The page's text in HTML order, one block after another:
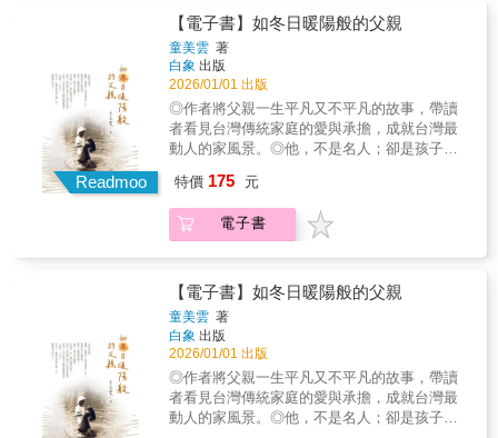
學、中央大學講座教授姜義村｜國立臺灣師範
大學復健諮商與高齡福祉研究所教授、副學務
長吳俊傑｜台大理學院院長吳宗信｜國家太空
中心主任黃秀華｜槑齋主人阮錦源｜陸海空三
棲鐵人曾琮諭｜博士生、作家、演說家李偉文
｜牙醫師、作家、荒野保護協會榮譽理事長
在現代化的浪潮下，他們對自身工作的堅持，
讓傳統文化得以延續，也讓我們看見：有時
候，就是那一股傻勁與執著，生命才得以綻放
光芒。 &mdash;&mdash;獻給每一位堅持用
手、用心、用時間慢慢工作的人
&mdash;&mdash; 在地推薦 Banbi｜旅遊攝影
師、作家 王盛弘｜作家 古碧玲｜《上下游副
建築文資工作者 張敬業｜鹿港囝仔文化事業有
限公司創辦人 賴家華｜金山漫遊執行長 本書特
色 ◎增進語文、歷史、社會公民素養的最佳讀
與環境的情感連結
時代裡的傳奇人物，為何能跨越時空，成為今
日社會改革的啟蒙者？★★＿＿跨越一百年，
映照出台灣對自由民主最熾熱的渴望與勇氣！
林秋梧，是當代台灣社會運動中，必定被高高
標舉的領航標誌。他的人生，是台灣現代史最
璀璨的縮影。雖然得年僅短短三十二載，卻是
近代台灣民族運動、政治、宗教、社會啟蒙先
驅。他有很多身分：革命家，學生運動領袖，
抗日運動的先驅，美台團辯士，神職人員，台
者，台灣解放佛學倡導者。跨越一百年，映照
出台灣對自由民主最熾熱的渴望與勇氣！★★
＿＿林秋梧，跨越時空，啟蒙當下的傳奇人
裝抗日的萌芽期。 他，就讀日治時期台灣
第一學府，也是抗日學潮中被拘捕的第一
人。 他，與蔣渭水惺惺相惜，毅然加入台
灣文化協會。 他，一介青年學生，與民族
運動菁英平輩論交，成為重要旗手。 他，
「美台團」主力辯士，走遍全台各地，成為公
民覺醒運動重要推動者。 他，年少頓悟出
Readmoo
【電子書】如冬日暖陽般的父親
童美雲 著
白象 出版
2026/01/01 出版
◎作者將父親一生平凡又不平凡的故事，帶讀
者看見台灣傳統家庭的愛與承擔，成就台灣最
動人的家風景。◎他，不是名人；卻是孩子心
給孩子們聽，那些關於外公的故事，有冒險、
有趣味，讓孩子們聽得津津有味。從一個平凡
父親的故事，用愛緊緊繫住了兒孫輩的感情
火，到田間農作，從市集寒暄，到家庭爐火，
父親一生務農，養育九名子女，用長繭的雙
手，默默撐起整個家的悲、歡、離、合……翻
開這本書，你或許也會想起自己的父親、祖
父；甚至想起那些曾陪伴過我們的親人身影。
從那些平凡卻最珍貴的日常點滴裡，獨家烘焙
那份屬於您的香甜家故事……◎代理經銷：白
象文化更多精彩內容請見
特價 175 元
電子書
【電子書】如冬日暖陽般的父親
童美雲 著
白象 出版
2026/01/01 出版
◎作者將父親一生平凡又不平凡的故事，帶讀
者看見台灣傳統家庭的愛與承擔，成就台灣最
動人的家風景。◎他，不是名人；卻是孩子心